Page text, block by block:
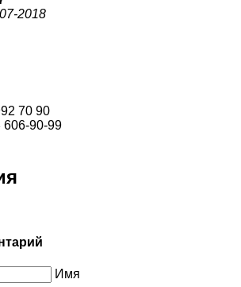
2018
70 90
606-90-99
Имя